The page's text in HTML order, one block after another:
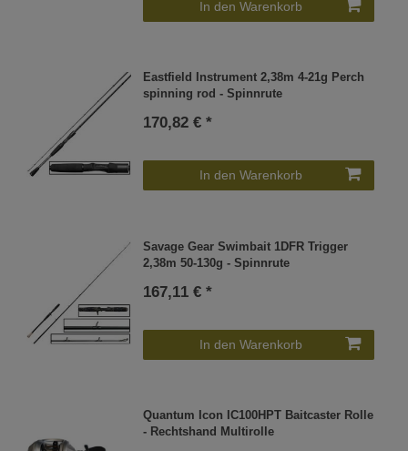
In den Warenkorb
Eastfield Instrument 2,38m 4-21g Perch
spinning rod - Spinnrute
170,82 € *
In den Warenkorb
Savage Gear Swimbait 1DFR Trigger
2,38m 50-130g - Spinnrute
167,11 € *
In den Warenkorb
Quantum Icon IC100HPT Baitcaster Rolle
- Rechtshand Multirolle